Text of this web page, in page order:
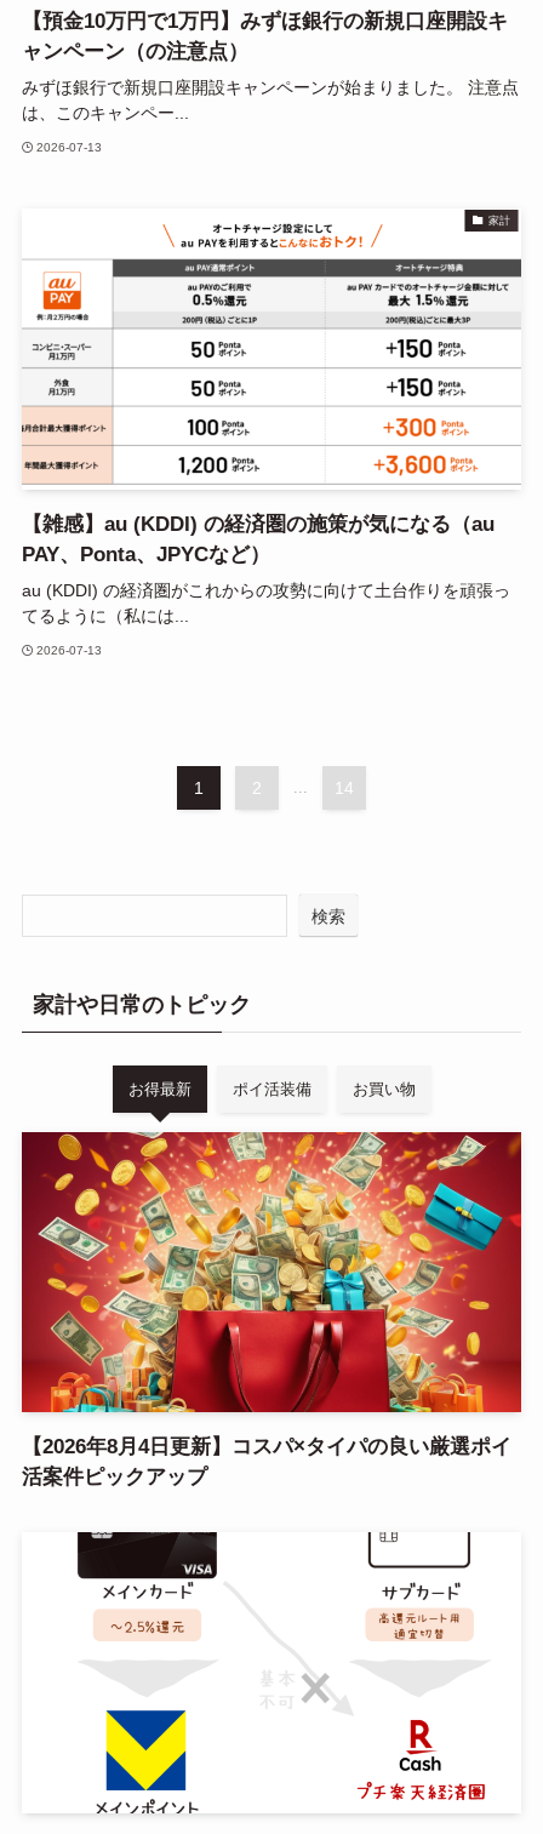
【預金10万円で1万円】みずほ銀行の新規口座開設キ
ャンペーン（の注意点）
みずほ銀行で新規口座開設キャンペーンが始まりました。 注意点
は、このキャンペー...
2026-07-13
家計
【雑感】au (KDDI) の経済圏の施策が気になる（au
PAY、Ponta、JPYCなど）
au (KDDI) の経済圏がこれからの攻勢に向けて土台作りを頑張っ
てるように（私には...
2026-07-13
1 2 14
検索
家計や日常のトピック
お得最新 ポイ活装備 お買い物
【2026年8月4日更新】コスパ×タイパの良い厳選ポイ
活案件ピックアップ